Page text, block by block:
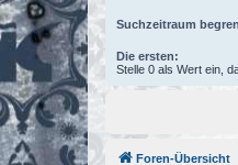
Suchzeitraum
Die ersten:
Stelle 0 als Wert ein,
Foren-Übersicht